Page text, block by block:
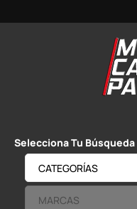
Selecciona Tu Búsqueda